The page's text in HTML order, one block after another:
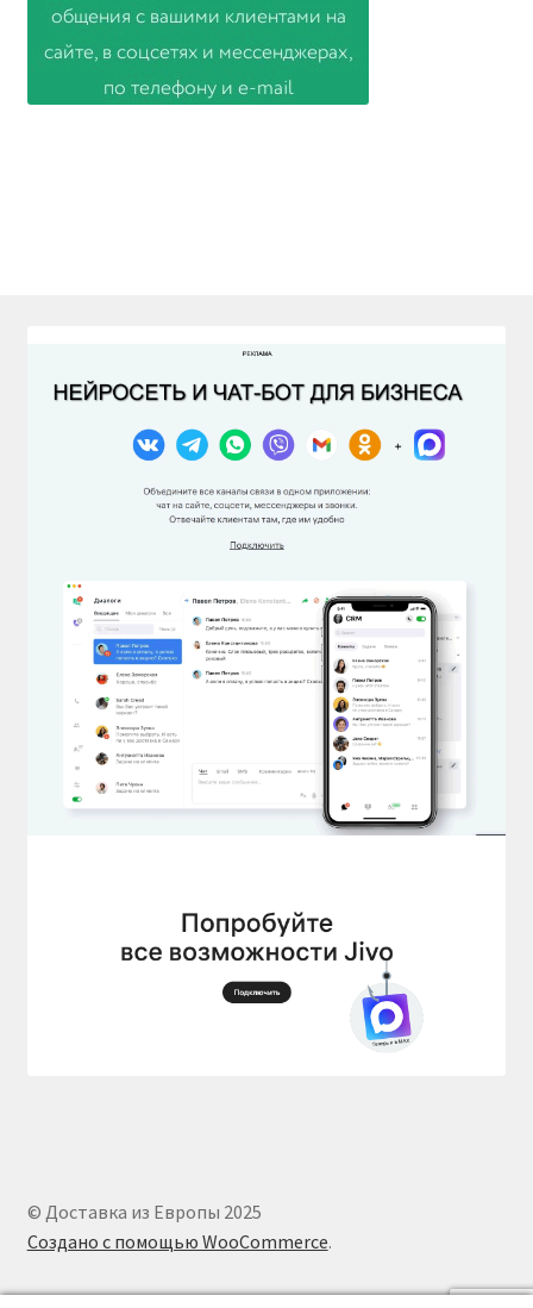
© Доставка из Европы 2025
Создано с помощью WooCommerce.